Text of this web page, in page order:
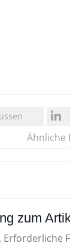
Ähnliche
zum